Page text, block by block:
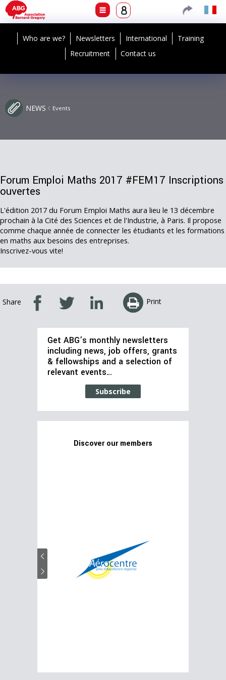
Who are we? Newsletters International
Training
Recruitment
Contact us
NEWS Events
Forum Emploi Maths 2017 #FEM17 Inscriptions
ouvertes
L'édition 2017 du Forum Emploi Maths aura lieu le 13 décembre
prochain à la Cité des Sciences et de l'Industrie, à Paris. Il propose
comme chaque année de connecter les étudiants et les formations
en maths aux besoins des entreprises.
Inscrivez-vous vite!
Share Print
Get ABG’s monthly newsletters
including news, job offers, grants
& fellowships and a selection of
relevant events…
Subscribe
Discover our members